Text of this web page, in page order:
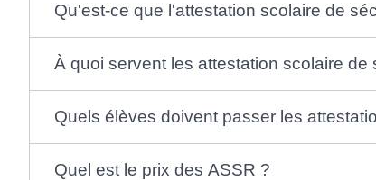
Qu'est-ce que l'attestation scolaire de
À quoi servent les attestation scolaire de
Quels élèves doivent passer les
Quel est le prix des ASSR ?